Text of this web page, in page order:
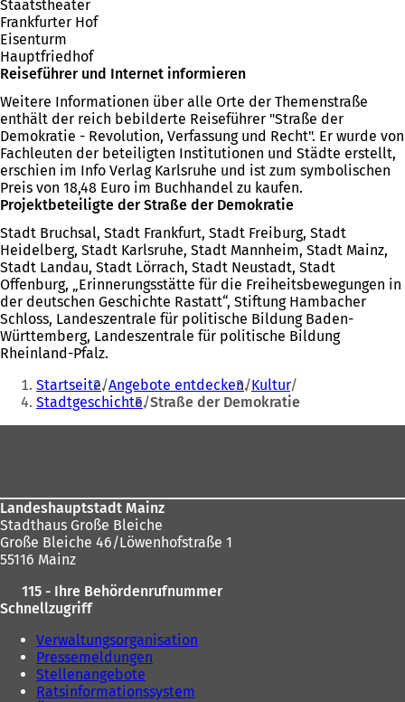
Staatstheater
Frankfurter Hof
Eisenturm
Hauptfriedhof
Reiseführer und Internet informieren
Weitere Informationen über alle Orte der Themenstraße
enthält der reich bebilderte Reiseführer "Straße der
Demokratie - Revolution, Verfassung und Recht". Er wurde von
Fachleuten der beteiligten Institutionen und Städte erstellt,
erschien im Info Verlag Karlsruhe und ist zum symbolischen
Preis von 18,48 Euro im Buchhandel zu kaufen.
Projektbeteiligte der Straße der Demokratie
Stadt Bruchsal, Stadt Frankfurt, Stadt Freiburg, Stadt
Heidelberg, Stadt Karlsruhe, Stadt Mannheim, Stadt Mainz,
Stadt Landau, Stadt Lörrach, Stadt Neustadt, Stadt
Offenburg, „Erinnerungsstätte für die Freiheitsbewegungen in
der deutschen Geschichte Rastatt“, Stiftung Hambacher
Schloss, Landeszentrale für politische Bildung Baden-
Württemberg, Landeszentrale für politische Bildung
Rheinland-Pfalz.
Sie
befinden
sich
Startseite Angebote entdecken Kultur
Stadtgeschichte Straße der Demokratie
Landeshauptstadt Mainz
Stadthaus Große Bleiche
Große Bleiche 46/Löwenhofstraße 1
55116 Mainz
115 - Ihre Behördenrufnummer
Schnellzugriff
Verwaltungsorganisation
Pressemeldungen
Stellenangebote
Ratsinformationssystem